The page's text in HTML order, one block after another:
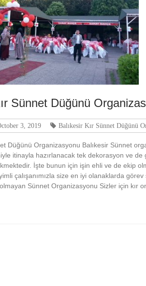
Sünnet Düğünü
3, 2019 Balıkesir Kır Sünnet Düğünü
Düğünü Organizasyonu Balıkesir Sünnet
itinayla hazırlanacak tek dekorasyon ve de
İşte bunun için işin ehli ve de ekip
çalışanımızla size en iyi olanaklarda
Sünnet Organizasyonu Sizler için kır